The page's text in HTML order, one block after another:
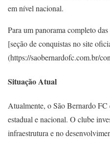
em nível nacional.
Para um panorama completo
[seção de conquistas no site
(https://saobernardofc.com.br/
Situação Atual
Atualmente, o São Bernardo FC
estadual e nacional. O clube
infraestrutura e no